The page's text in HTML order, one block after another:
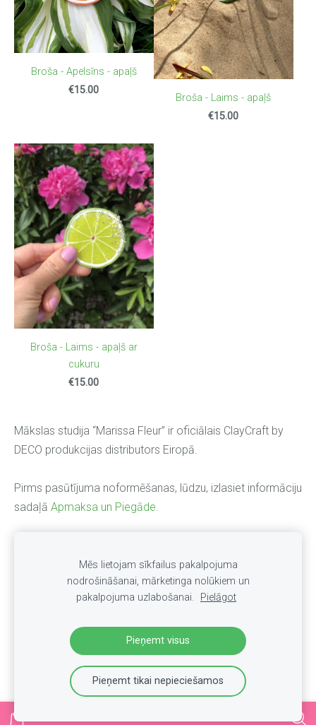
Mākslas studija “Marissa Fleur” ir oficiālais ClayCraft by
DECO produkcijas distributors Eiropā.
Pirms pasūtījuma noformēšanas, lūdzu, izlasiet informāciju
sadaļā Apmaksa un Piegāde.
Broša - Apelsīns - apaļš
€15.00
Broša - Laims - apaļš
€15.00
Broša - Laims - apaļš ar
cukuru
€15.00
INTERNETA VEIKALS
Par veikalu
Apmaksa un Piegāde
Privātuma politika
Noteikumi
Sīkdatnes
Mēs lietojam sīkfailus pakalpojuma
nodrošināšanai, mārketinga nolūkiem un
pakalpojuma uzlabošanai.
Pielāgot
Pieņemt visus
Pieņemt tikai nepieciešamos